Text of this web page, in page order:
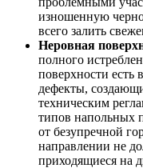
изношенную
всего залить
Неровная
полного
поверхности
дефекты,
техническим
типов напольных
от безупречной
направлении не
приходящиеся на